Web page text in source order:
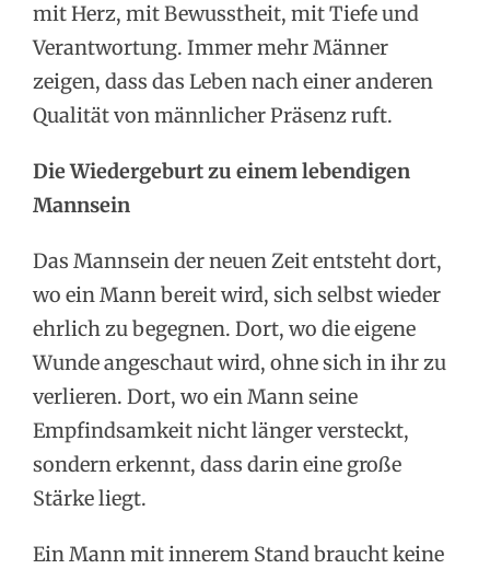
mit Herz, mit Bewusstheit, mit Tiefe und
Verantwortung. Immer mehr Männer
zeigen, dass das Leben nach einer anderen
Qualität von männlicher Präsenz ruft.
Die Wiedergeburt zu einem lebendigen
Mannsein
Das Mannsein der neuen Zeit entsteht dort,
wo ein Mann bereit wird, sich selbst wieder
ehrlich zu begegnen. Dort, wo die eigene
Wunde angeschaut wird, ohne sich in ihr zu
verlieren. Dort, wo ein Mann seine
Empfindsamkeit nicht länger versteckt,
sondern erkennt, dass darin eine große
Stärke liegt.
Ein Mann mit innerem Stand braucht keine